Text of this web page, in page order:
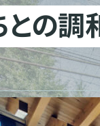
との調